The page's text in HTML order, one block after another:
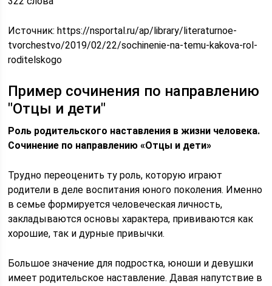
Источник:https://nsportal.ru/ap/library/literaturnoe-
tvorchestvo/2019/02/22/sochinenie-na-temu-kakova-rol-
roditelskogo
Пример сочинения по направлению
"Отцы и дети"
Роль родительского наставления в жизни человека.
Сочинение по направлению «Отцы и дети»
Трудно переоценить ту роль, которую играют
родители в деле воспитания юного поколения. Именно
в семье формируется человеческая личность,
закладываются основы характера, прививаются как
хорошие, так и дурные привычки.
Большое значение для подростка, юноши и девушки
имеет родительское наставление. Давая напутствие в